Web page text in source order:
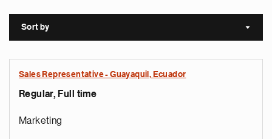
Sort by Sort
Sales Representative - Guayaquil, Ecuador
Regular, Full time
Marketing